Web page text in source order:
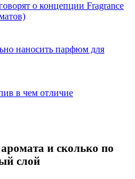
о концепции Fragrance
наносить парфюм для
в чем отличие
и сколько по
слой